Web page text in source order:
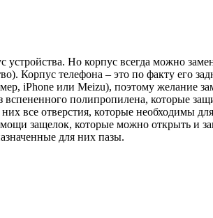
устройства. Но корпус всегда можно
Корпус телефона – это по факту его
iPhone или Meizu), поэтому желание
полипропилена, которые
все отверстия, которые необходимы
защелок, которые можно открыть и
для них пазы.